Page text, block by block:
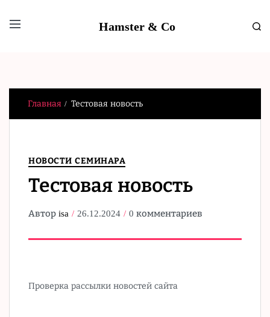
Hamster & Co
Главная Тестовая новость
НОВОСТИ СЕМИНАРА
Тестовая новость
Авторisa 26.12.2024 0 комментариев
Проверка рассылки новостей сайта